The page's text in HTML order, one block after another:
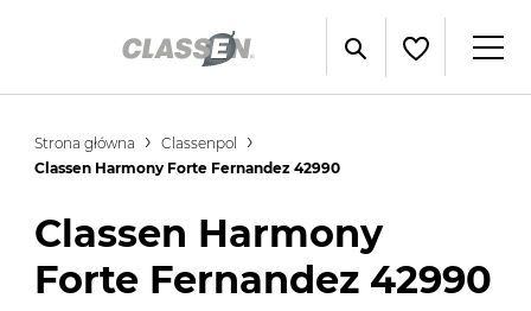
Strona główna
Classenpol
Classen Harmony Forte Fernandez 42990
Classen Harmony
Forte Fernandez 42990